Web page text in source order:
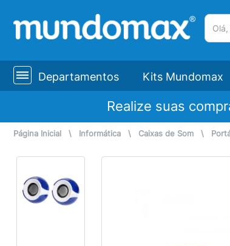
Departamentos Kits Mundomax
Realize suas
Página Inicial \ Informática \ Caixas de Som \